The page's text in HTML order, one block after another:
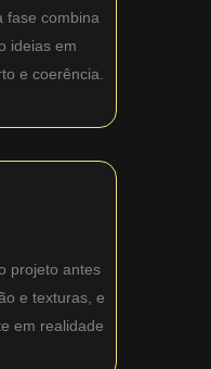
fase combina
ideias em
e coerência.
projeto antes
e texturas, e
em realidade